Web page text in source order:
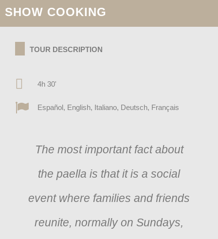
SHOW COOKING
TOUR DESCRIPTION
4h 30'
Español, English, Italiano, Deutsch, Français
The most important fact about
the paella is that it is a social
event where families and friends
reunite, normally on Sundays,